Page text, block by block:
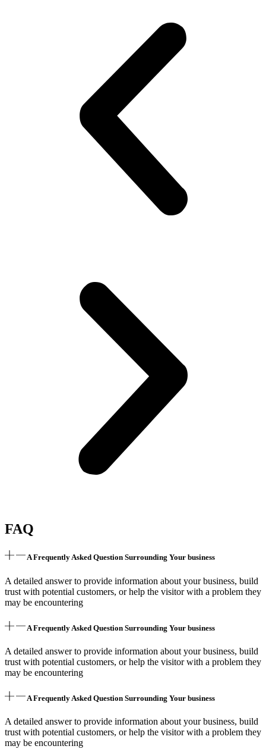
FAQ
A Frequently Asked Question Surrounding Your business
A detailed answer to provide information about your business, build
trust with potential customers, or help the visitor with a problem they
may be encountering
A Frequently Asked Question Surrounding Your business
A detailed answer to provide information about your business, build
trust with potential customers, or help the visitor with a problem they
may be encountering
A Frequently Asked Question Surrounding Your business
A detailed answer to provide information about your business, build
trust with potential customers, or help the visitor with a problem they
may be encountering